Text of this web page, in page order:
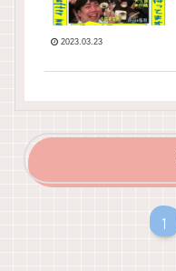
2023.03.23
1